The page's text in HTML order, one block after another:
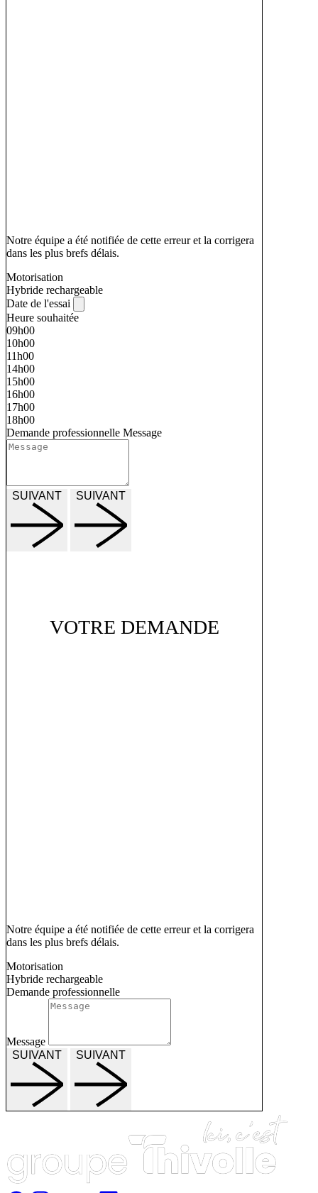
Notre équipe a été notifiée de cette erreur et la corrigera
dans les plus brefs délais.
Motorisation
Hybride rechargeable
Date de l'essai
Heure souhaitée
09h00
10h00
11h00
14h00
15h00
16h00
17h00
18h00
Demande professionnelle Message
SUIVANT SUIVANT
VOTRE DEMANDE
Notre équipe a été notifiée de cette erreur et la corrigera
dans les plus brefs délais.
Motorisation
Hybride rechargeable
Demande professionnelle
Message
SUIVANT
SUIVANT